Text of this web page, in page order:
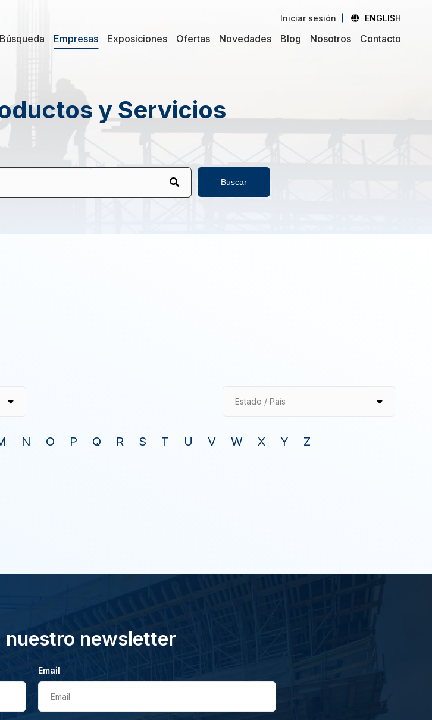
Iniciar sesión ENGLISH
Búsqueda Empresas Exposiciones Ofertas Novedades Blog Nosotros Contacto
y Servicios
Buscar
Estado / País
N O P Q R S T U V W X Y Z
nuestro newsletter
Email
Email